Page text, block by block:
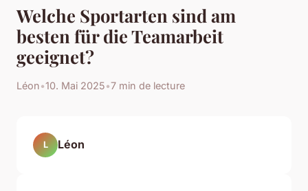
Welche Sportarten sind am
besten für die Teamarbeit
geeignet?
Léon•10. Mai 2025•7 min de lecture
L Léon